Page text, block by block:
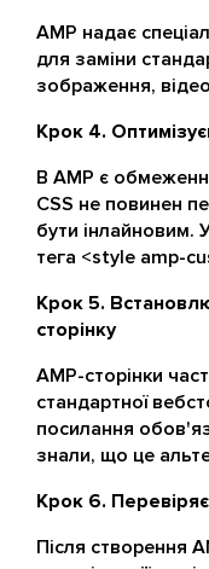
AMP надає
для заміни
зображення,
Крок 4.
В AMP є
CSS не повинен
бути інлайновим.
тега <style amp-
Крок 5.
сторінку
AMP-сторінки
стандартної
посилання
знали, що це
Крок 6.
Після створення